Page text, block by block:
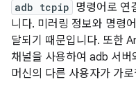
adb tcpip 명령어로 연
니다. 미러링 정보와 명령
달되기 때문입니다. 또한
채널을 사용하여 adb 서
머신의 다른 사용자가 가